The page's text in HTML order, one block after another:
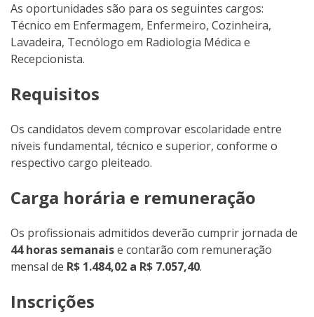
As oportunidades são para os seguintes cargos:
Técnico em Enfermagem, Enfermeiro, Cozinheira,
Lavadeira, Tecnólogo em Radiologia Médica e
Recepcionista.
Requisitos
Os candidatos devem comprovar escolaridade entre
níveis fundamental, técnico e superior, conforme o
respectivo cargo pleiteado.
Carga horária e remuneração
Os profissionais admitidos deverão cumprir jornada de
44 horas semanaise contarão com remuneração
mensal de R$ 1.484,02 a R$ 7.057,40.
Inscrições